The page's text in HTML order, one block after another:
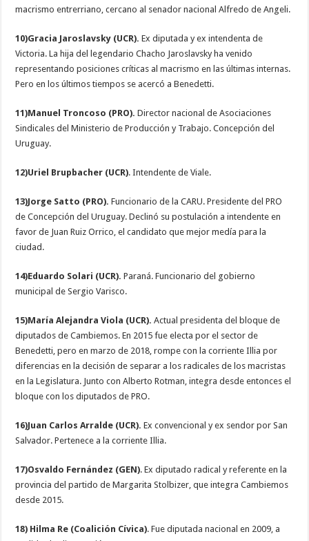
macrismo entrerriano, cercano al senador nacional Alfredo de Angeli.
10)Gracia Jaroslavsky (UCR). Ex diputada y ex intendenta de
Victoria. La hija del legendario Chacho Jaroslavsky ha venido
representando posiciones críticas al macrismo en las últimas internas.
Pero en los últimos tiempos se acercó a Benedetti.
11)Manuel Troncoso (PRO). Director nacional de Asociaciones
Sindicales del Ministerio de Producción y Trabajo. Concepción del
Uruguay.
12)Uriel Brupbacher (UCR). Intendente de Viale.
13)Jorge Satto (PRO). Funcionario de la CARU. Presidente del PRO
de Concepción del Uruguay. Declinó su postulación a intendente en
favor de Juan Ruiz Orrico, el candidato que mejor medía para la
ciudad.
14)Eduardo Solari (UCR). Paraná. Funcionario del gobierno
municipal de Sergio Varisco.
15)María Alejandra Viola (UCR). Actual presidenta del bloque de
diputados de Cambiemos. En 2015 fue electa por el sector de
Benedetti, pero en marzo de 2018, rompe con la corriente Illia por
diferencias en la decisión de separar a los radicales de los macristas
en la Legislatura. Junto con Alberto Rotman, integra desde entonces el
bloque con los diputados de PRO.
16)Juan Carlos Arralde (UCR). Ex convencional y ex sendor por San
Salvador. Pertenece a la corriente Illia.
17)Osvaldo Fernández (GEN). Ex diputado radical y referente en la
provincia del partido de Margarita Stolbizer, que integra Cambiemos
desde 2015.
18) Hilma Re (Coalición Cívica). Fue diputada nacional en 2009, a